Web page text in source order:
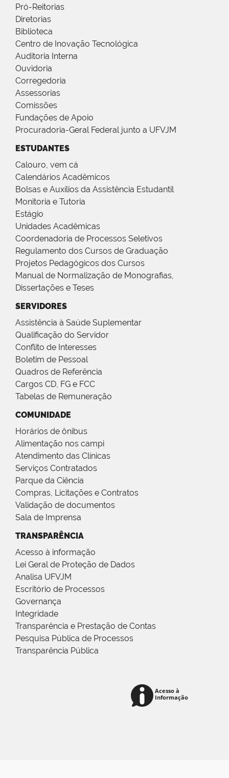
Pró-Reitorias
Diretorias
Biblioteca
Centro de Inovação Tecnológica
Auditoria Interna
Ouvidoria
Corregedoria
Assessorias
Comissões
Fundações de Apoio
Procuradoria-Geral Federal junto a UFVJM
ESTUDANTES
Calouro, vem cá
Calendários Acadêmicos
Bolsas e Auxílios da Assistência Estudantil
Monitoria e Tutoria
Estágio
Unidades Acadêmicas
Coordenadoria de Processos Seletivos
Regulamento dos Cursos de Graduação
Projetos Pedagógicos dos Cursos
Manual de Normalização de Monografias,
Dissertações e Teses
SERVIDORES
Assistência à Saúde Suplementar
Qualificação do Servidor
Conflito de Interesses
Boletim de Pessoal
Quadros de Referência
Cargos CD, FG e FCC
Tabelas de Remuneração
COMUNIDADE
Horários de ônibus
Alimentação nos campi
Atendimento das Clínicas
Serviços Contratados
Parque da Ciência
Compras, Licitações e Contratos
Validação de documentos
Sala de Imprensa
TRANSPARÊNCIA
Acesso à informação
Lei Geral de Proteção de Dados
Analisa UFVJM
Escritório de Processos
Governança
Integridade
Transparência e Prestação de Contas
Pesquisa Pública de Processos
Transparência Pública